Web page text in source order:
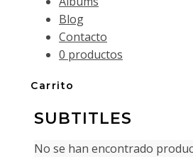
Blog
Contacto
0 productos
Carrito
SUBTITLES
No se han encontrado